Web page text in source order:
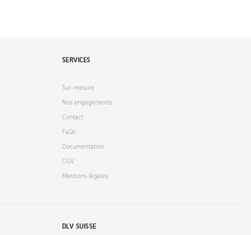
SERVICES
Sur-mesure
Nos engagements
Contact
FaQs
Documentation
CGV
Mentions légales
DLV SUISSE